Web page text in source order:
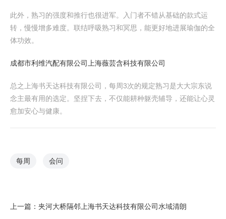
此外，熟习的强度和推行也很进军。入门者不错从基础的款式运
转，慢慢增多难度。联结呼吸熟习和冥思，能更好地进展瑜伽的全
体功效。
成都市利维汽配有限公司 上海薇芸含科技有限公司
总之上海书天达科技有限公司，每周3次的规定熟习是大大宗东说
念主最有用的选定。坚捏下去，不仅能耕种躯壳辅导，还能让心灵
愈加安心与健康。
每周 会问
上一篇： 夹河大桥隔邻上海书天达科技有限公司水域清朗